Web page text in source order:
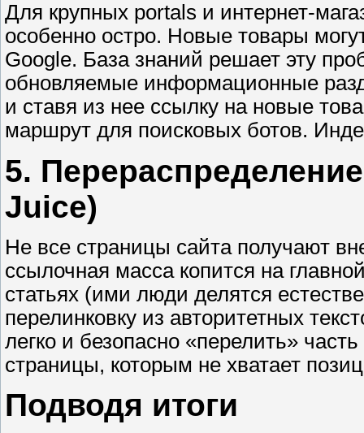
Для крупных portals и интернет-
особенно остро. Новые товары
Google. База знаний решает эту
обновляемые информационные
и ставя из нее ссылку на новые
маршрут для поисковых ботов.
5.
Juice)
Не все страницы сайта получают
ссылочная масса копится на
статьях (ими люди делятся
перелинковку из авторитетных
легко и безопасно «перелить»
страницы, которым не хватает
Подводя итоги